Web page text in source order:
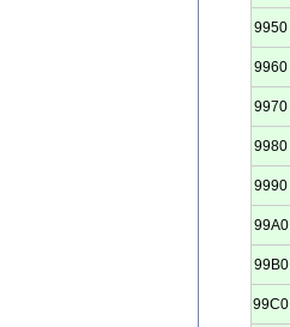
9950
9960
9970
9980
9990
99A0
99B0
99C0